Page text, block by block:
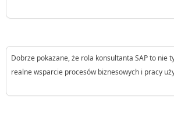
Dobrze pokazane, że rola konsultanta SAP to nie
realne wsparcie procesów biznesowych i pracy